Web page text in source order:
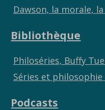
Dawson, la morale,
Bibliothèque
Philoséries, Buffy
Séries et
Podcasts